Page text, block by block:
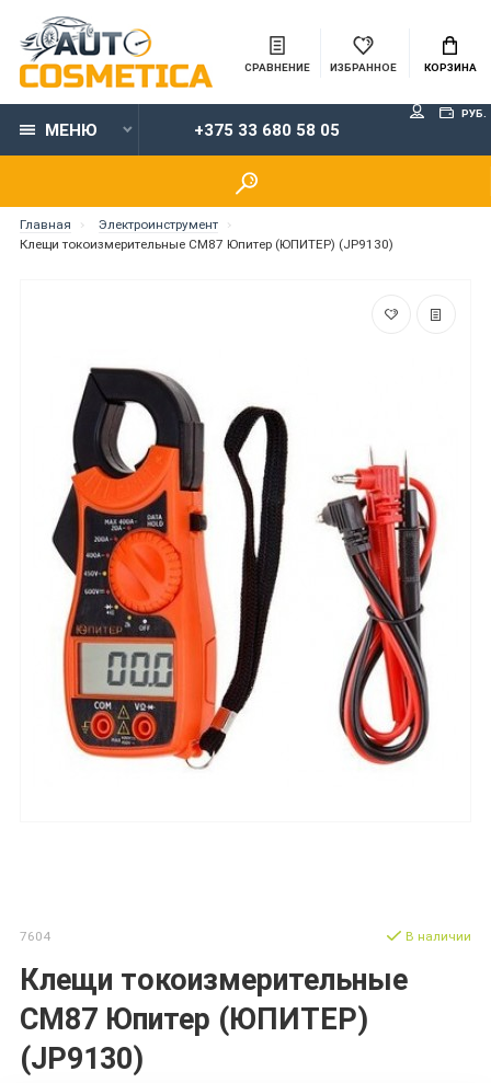
СРАВНЕНИЕ ИЗБРАННОЕ КОРЗИНА
МЕНЮ +375 33 680 58 05
РУБ.
Главная
Электроинструмент
Клещи токоизмерительные CM87 Юпитер (ЮПИТЕР) (JP9130)
7604
Клещи токоизмерительные
CM87 Юпитер (ЮПИТЕР)
(JP9130)
В наличии